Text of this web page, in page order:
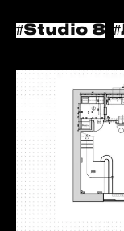
#Studio 8